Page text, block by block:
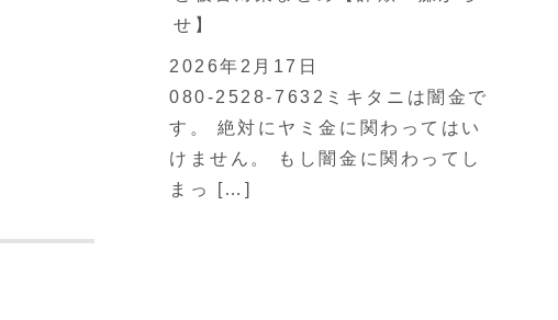
せ】
2026年2月17日
080-2528-7632ミキタニは闇金で
す。 絶対にヤミ金に関わってはい
けません。 もし闇金に関わってし
まっ […]